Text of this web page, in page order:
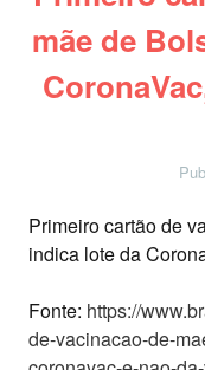
mãe de
Primeiro cartão de
indica lote da
Fonte: https://
de-vacinacao-de-